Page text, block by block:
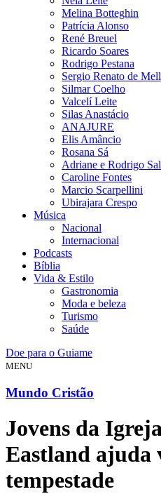
Melina Botteghin
Patrícia Alonso
René Breuel
Ricardo Soares
Rodrigo Pestana
Sergio Renato de
Silmar Coelho
Valcelí Leite
Silas Anastácio
ANAJURE
Elis Amâncio
Rosana Sá
Adriane e Rodrigo
Caroline Fontes
Marcio Scarpellini
Ubirajara Crespo
Música
Nacional
Internacional
Podcasts
Bíblia
Vida & Estilo
Gastronomia
Moda e beleza
Turismo
Saúde
Doe para o Guiame
MENU
Mundo Cristão
Jovens da
Eastland ajuda
tempestade